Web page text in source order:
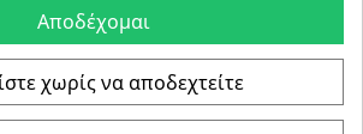
όρους χρήσης
Αποδέχομαι
χωρίς να αποδεχτείτε